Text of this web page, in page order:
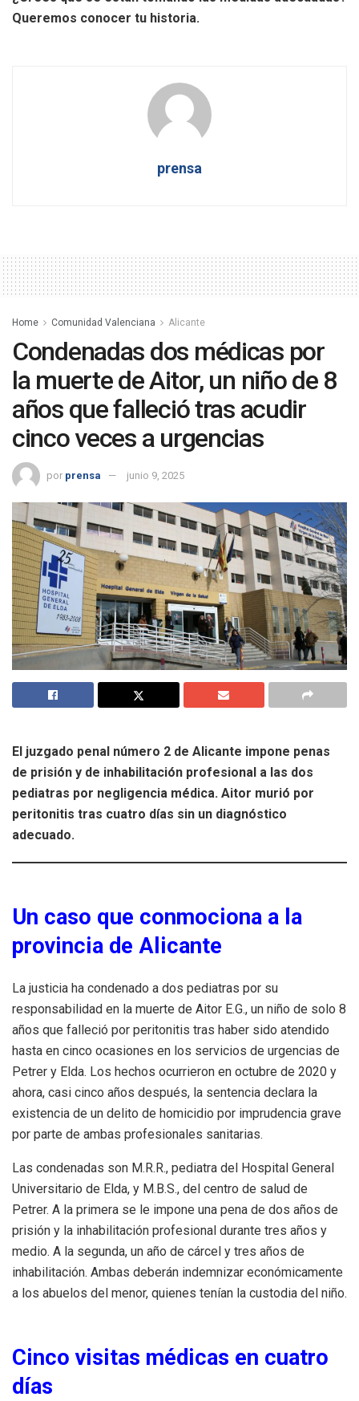
Queremos conocer tu historia.
prensa
Home Comunidad Valenciana Alicante
Condenadas dos médicas por
la muerte de Aitor, un niño de 8
años que falleció tras acudir
cinco veces a urgencias
por prensa junio 9, 2025
El juzgado penal número 2 de Alicante impone penas
de prisión y de inhabilitación profesional a las dos
pediatras por negligencia médica. Aitor murió por
peritonitis tras cuatro días sin un diagnóstico
adecuado.
Un caso que conmociona a la
provincia de Alicante
La justicia ha condenado a dos pediatras por su
responsabilidad en la muerte de Aitor E.G., un niño de solo 8
años que falleció por peritonitis tras haber sido atendido
hasta en cinco ocasiones en los servicios de urgencias de
Petrer y Elda. Los hechos ocurrieron en octubre de 2020 y
ahora, casi cinco años después, la sentencia declara la
existencia de un delito de homicidio por imprudencia grave
por parte de ambas profesionales sanitarias.
Las condenadas son M.R.R., pediatra del Hospital General
Universitario de Elda, y M.B.S., del centro de salud de
Petrer. A la primera se le impone una pena de dos años de
prisión y la inhabilitación profesional durante tres años y
medio. A la segunda, un año de cárcel y tres años de
inhabilitación. Ambas deberán indemnizar económicamente
a los abuelos del menor, quienes tenían la custodia del niño.
Cinco visitas médicas en cuatro
días